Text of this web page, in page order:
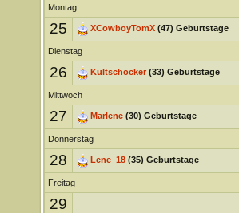
Montag
25 XCowboyTomX(47) Geburtstage
Dienstag
26 Kultschocker(33) Geburtstage
Mittwoch
27 Marlene(30) Geburtstage
Donnerstag
28 Lene_18(35) Geburtstage
Freitag
29